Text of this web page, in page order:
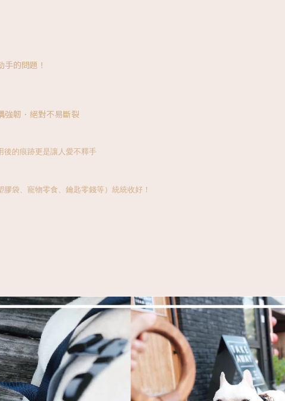
的問題！
強韌．絕對不易斷裂
後的痕跡更是讓人愛不釋手
袋、寵物零食、鑰匙零錢等）統統收好！